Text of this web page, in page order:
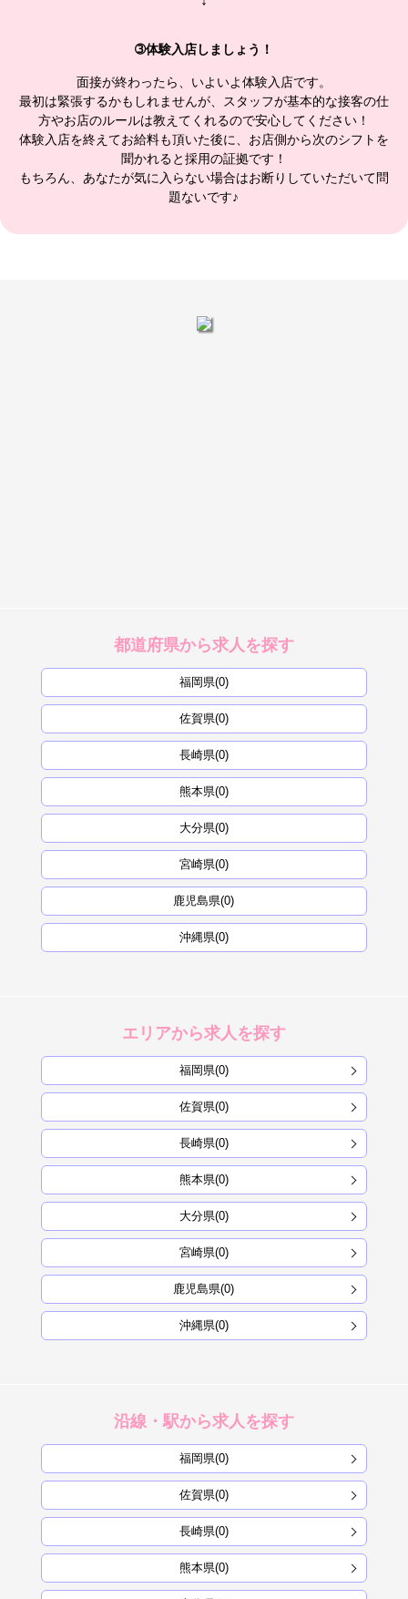
➂体験入店しましょう！
面接が終わったら、いよいよ体験入店です。
最初は緊張するかもしれませんが、スタッフが基本的な接客の仕
方やお店のルールは教えてくれるので安心してください！
体験入店を終えてお給料も頂いた後に、お店側から次のシフトを
聞かれると採用の証拠です！
もちろん、あなたが気に入らない場合はお断りしていただいて問
題ないです♪
都道府県から求人を探す
福岡県(0)
佐賀県(0)
長崎県(0)
熊本県(0)
大分県(0)
宮崎県(0)
鹿児島県(0)
沖縄県(0)
エリアから求人を探す
福岡県(0)
佐賀県(0)
長崎県(0)
熊本県(0)
大分県(0)
宮崎県(0)
鹿児島県(0)
沖縄県(0)
沿線・駅から求人を探す
福岡県(0)
佐賀県(0)
長崎県(0)
熊本県(0)